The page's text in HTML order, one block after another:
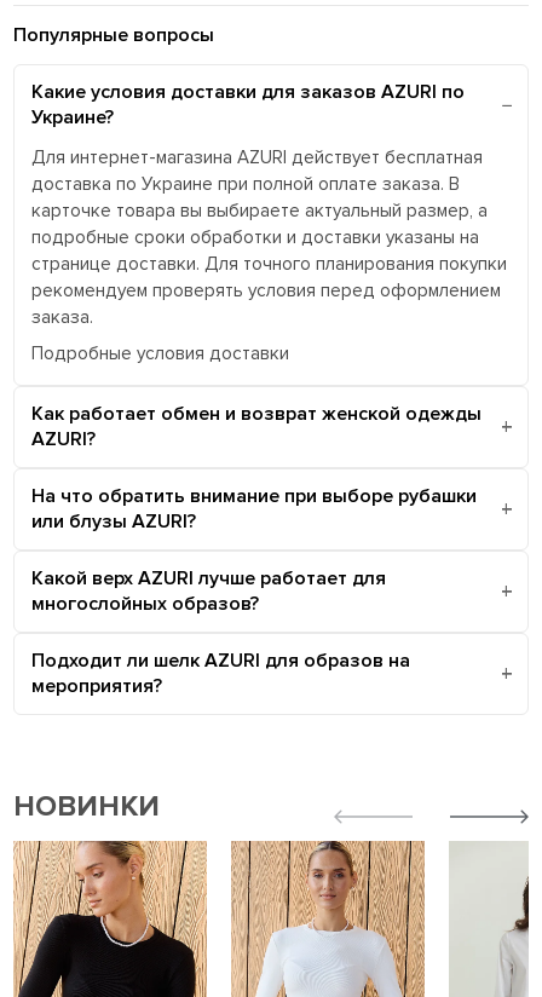
Популярные вопросы
Какие условия доставки для заказов AZURI по
Украине?
Для интернет-магазина AZURI действует бесплатная
доставка по Украине при полной оплате заказа. В
карточке товара вы выбираете актуальный размер, а
подробные сроки обработки и доставки указаны на
странице доставки. Для точного планирования покупки
рекомендуем проверять условия перед оформлением
заказа.
Подробные условия доставки
Как работает обмен и возврат женской одежды
AZURI?
На что обратить внимание при выборе рубашки
или блузы AZURI?
Какой верх AZURI лучше работает для
многослойных образов?
Подходит ли шелк AZURI для образов на
мероприятия?
НОВИНКИ